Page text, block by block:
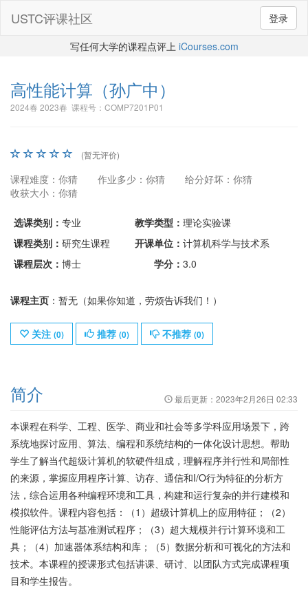
登录
USTC评课社区
写任何大学的课程点评上 iCourses.com
高性能计算 （孙广中）
2024春 2023春 课程号：COMP7201P01
(暂无评价)
课程难度：你猜 作业多少：你猜
给分好坏：你猜
收获大小：你猜
选课类别： 专业 教学类型： 理论实验课
课程类别： 研究生课程 开课单位： 计算机科学与技术系
课程层次： 博士 学分： 3.0
课程主页 ：暂无（如果你知道，劳烦告诉我们！）
关注 (0) 推荐 (0) 不推荐 (0)
简介 最后更新： 2023年2月26日 02:33
本课程在科学、工程、医学、商业和社会等多学科应用场景下，跨
系统地探讨应用、算法、编程和系统结构的一体化设计思想。帮助
学生了解当代超级计算机的软硬件组成，理解程序并行性和局部性
的来源，掌握应用程序计算、访存、通信和I/O行为特征的分析方
法，综合运用各种编程环境和工具，构建和运行复杂的并行建模和
模拟软件。课程内容包括：（1）超级计算机上的应用特征；（2）
性能评估方法与基准测试程序；（3）超大规模并行计算环境和工
具；（4）加速器体系结构和库；（5）数据分析和可视化的方法和
技术。本课程的授课形式包括讲课、研讨、以团队方式完成课程项
目和学生报告。